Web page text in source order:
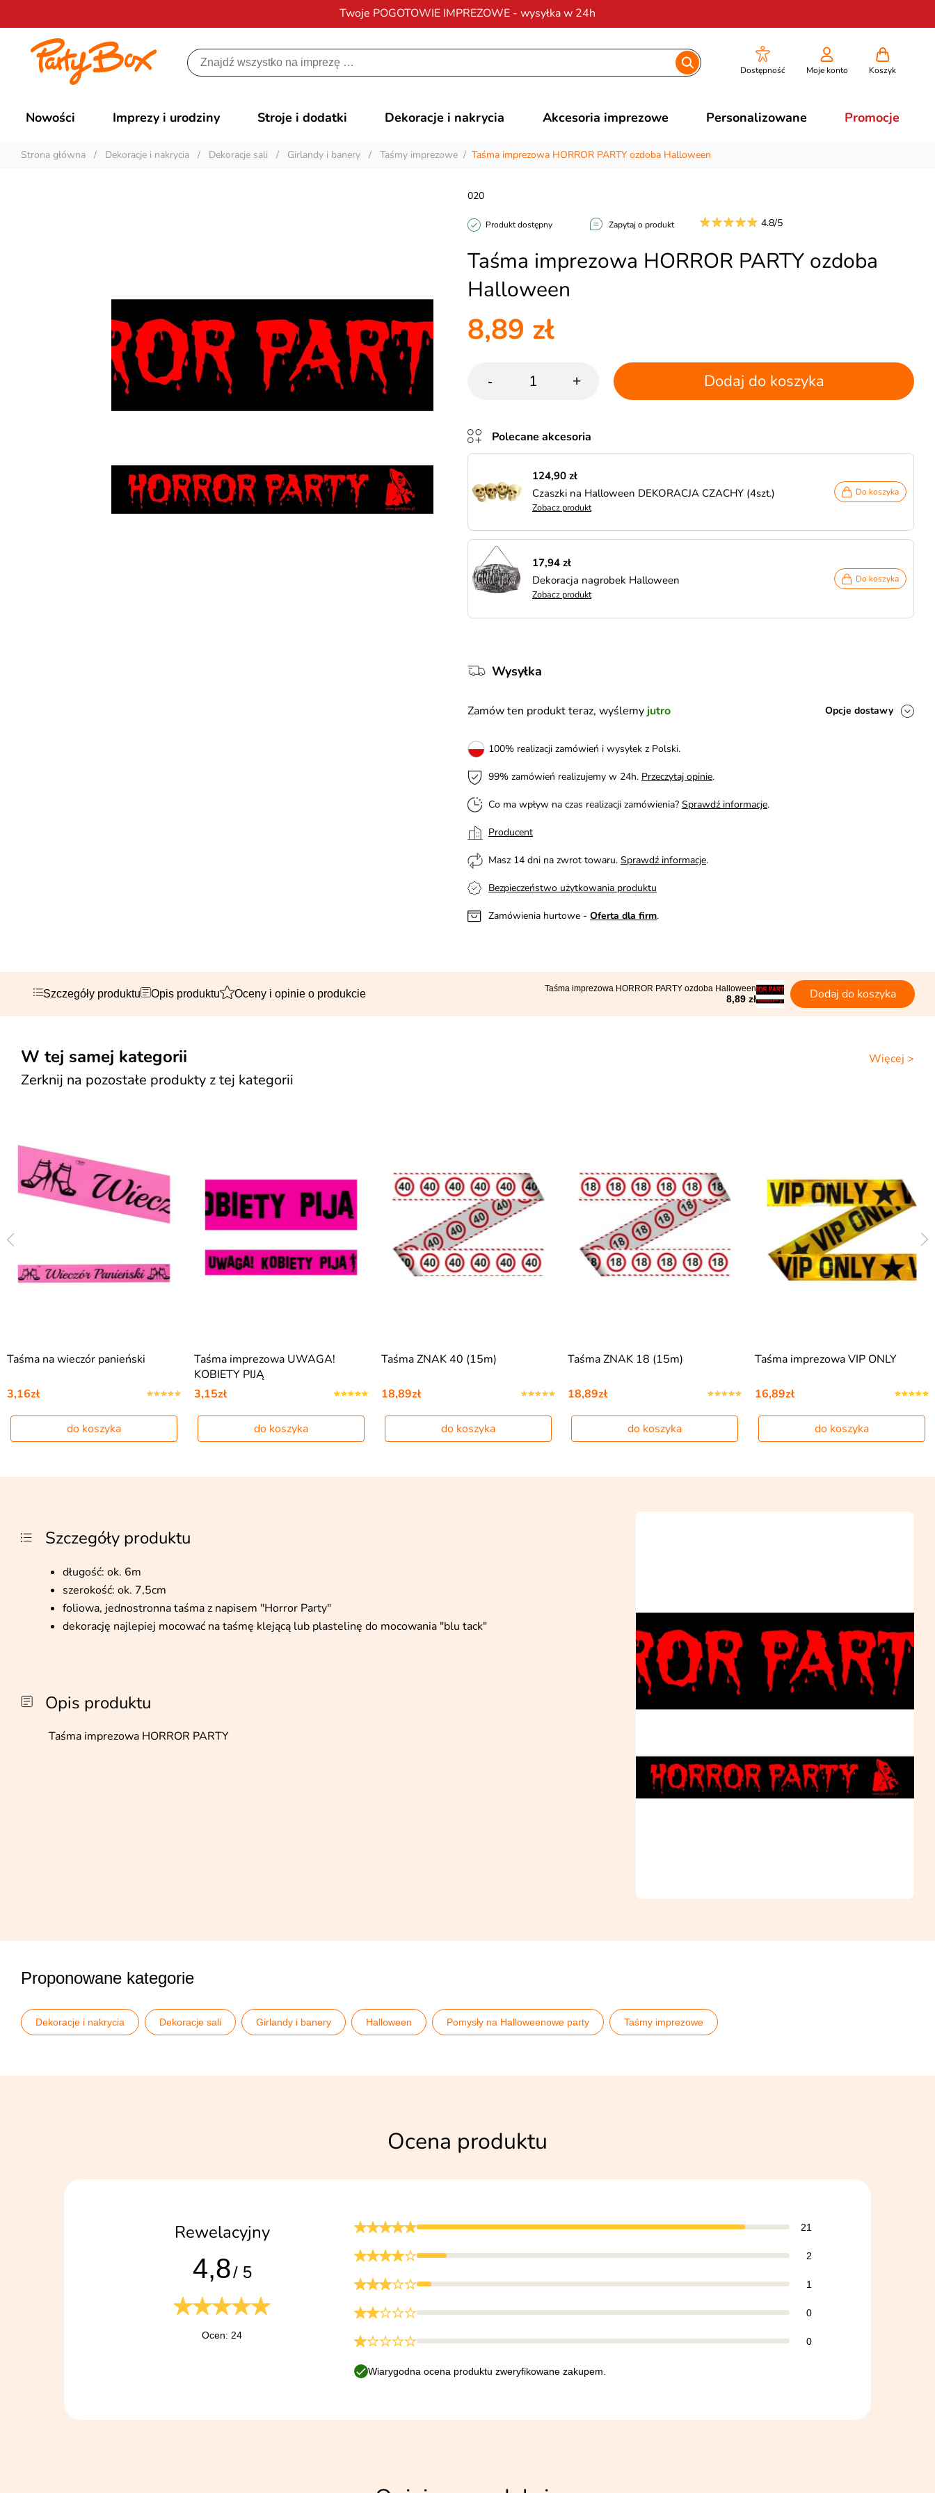
Twoje POGOTOWIE IMPREZOWE - wysyłka w 24h
Darmowa dostawana zamówienia od 200 zł
Dostępność Moje konto Koszyk
Nowości Imprezy i urodziny Stroje i dodatki Dekoracje i nakrycia Akcesoria imprezowe Personalizowane Promocje
Strona główna / Dekoracje i nakrycia / Dekoracje sali / Girlandy i banery / Taśmy imprezowe / Taśma imprezowa HORROR PARTY ozdoba Halloween
Taśma imprezowa HORROR PARTY ozdoba
Halloween
020
Produkt dostępny Zapytaj o produkt 4.8/5
8,89 zł
- + Dodaj do koszyka
Polecane akcesoria
124,90 zł
Czaszki na Halloween DEKORACJA CZACHY (4szt.)
Zobacz produkt
Do koszyka
17,94 zł
Dekoracja nagrobek Halloween
Zobacz produkt
Do koszyka
Wysyłka
Zamów ten produkt teraz, wyślemy jutro Opcje dostawy
100% realizacji zamówień i wysyłek z Polski.
99% zamówień realizujemy w 24h. Przeczytaj opinie.
Co ma wpływ na czas realizacji zamówienia? Sprawdź informacje.
Producent
Masz 14 dni na zwrot towaru. Sprawdź informacje.
Bezpieczeństwo użytkowania produktu
Zamówienia hurtowe - Oferta dla firm.
Szczegóły produktu Opis produktu Oceny i opinie o produkcie Taśma imprezowa HORROR PARTY ozdoba Halloween
8,89 zł Dodaj do koszyka
Więcej >
W tej samej kategorii
Zerknij na pozostałe produkty z tej kategorii
Taśma na wieczór panieński
3,16zł
do koszyka
Taśma imprezowa UWAGA!
KOBIETY PIJĄ
3,15zł
do koszyka
Taśma ZNAK 40 (15m)
18,89zł
do koszyka
Taśma ZNAK 18 (15m)
18,89zł
do koszyka
Taśma imprezowa VIP ONLY
16,89zł
do koszyka
Szczegóły produktu
długość: ok. 6m
szerokość: ok. 7,5cm
foliowa, jednostronna taśma z napisem "Horror Party"
dekorację najlepiej mocować na taśmę klejącą lub plastelinę do mocowania "blu tack"
Opis produktu
Taśma imprezowa HORROR PARTY
Proponowane kategorie
Dekoracje i nakrycia Dekoracje sali Girlandy i banery Halloween Pomysły na Halloweenowe party Taśmy imprezowe
Ocena produktu
Rewelacyjny
4,8/ 5
Ocen: 24
21
2
1
0
0
Wiarygodna ocena produktu zweryfikowane zakupem.